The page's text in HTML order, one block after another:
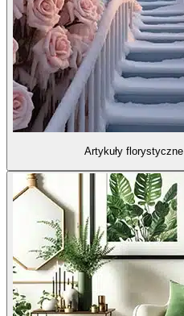
Artykuły florystyczne